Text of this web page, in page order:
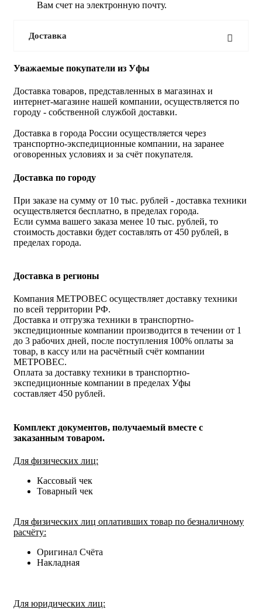
Вам счет на электронную почту.
Доставка
Уважаемые покупатели из Уфы
Доставка товаров, представленных в магазинах и
интернет-магазине нашей компании, осуществляется по
городу - собственной службой доставки.
Доставка в города России осуществляется через
транспортно-экспедиционные компании, на заранее
оговоренных условиях и за счёт покупателя.
Доставка по городу
При заказе на сумму от 10 тыс. рублей - доставка техники
осуществляется бесплатно, в пределах города.
Если сумма вашего заказа менее 10 тыс. рублей, то
стоимость доставки будет составлять от 450 рублей, в
пределах города.
Доставка в регионы
Компания МЕТРОВЕС осуществляет доставку техники
по всей территории РФ.
Доставка и отгрузка техники в транспортно-
экспедиционные компании производится в течении от 1
до 3 рабочих дней, после поступления 100% оплаты за
товар, в кассу или на расчётный счёт компании
МЕТРОВЕС.
Оплата за доставку техники в транспортно-
экспедиционные компании в пределах Уфы
составляет 450 рублей.
Комплект документов, получаемый вместе с
заказанным товаром.
Для физических лиц:
Кассовый чек
Товарный чек
Для физических лиц оплативших товар по безналичному
расчёту:
Оригинал Счёта
Накладная
Для юридических лиц: